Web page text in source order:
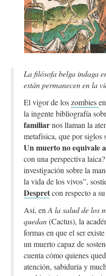
La filósofa belga indaga
están permanecen en la
El vigor de loszombies
la ingente bibliografía
familiarnos llaman la
metafísica, que por siglos
Un muerto no equivale
con una perspectiva
investigación sobre la
la vida de los vivos”,
Despretcon respecto a
Así, enA la salud de los
quedan(Cactus), la
formas en que el ser
un muerto capaz de
cuenta cómo quienes
atención, sabiduría y